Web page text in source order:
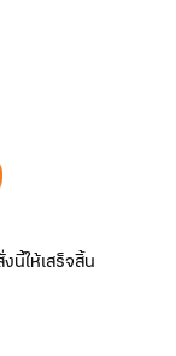
นี้ให้เสร็จสิ้น